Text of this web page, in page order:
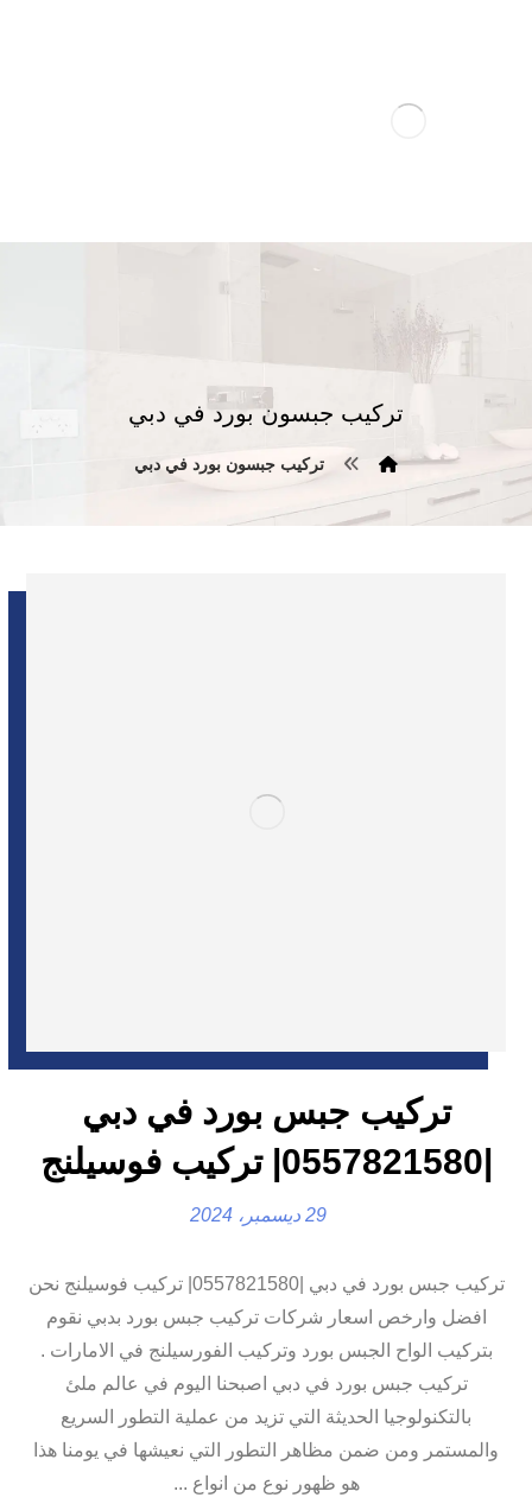
تركيب جبسون بورد في دبي
تركيب جبسون بورد في دبي
تركيب جبس بورد في دبي
29 ديسمبر، 2024
تركيب جبس بورد في دبي |0557821580| تركيب فوسيلنج نحن
افضل وارخص اسعار شركات تركيب جبس بورد بدبي نقوم
بتركيب الواح الجبس بورد وتركيب الفورسيلنج في الامارات .
تركيب جبس بورد في دبي اصبحنا اليوم في عالم ملئ
بالتكنولوجيا الحديثة التي تزيد من عملية التطور السريع
والمستمر ومن ضمن مظاهر التطور التي نعيشها في يومنا هذا
هو ظهور نوع من انواع ...